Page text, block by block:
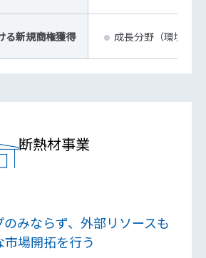
る新規商権獲得 成長分野（環境、
断熱材事業
みならず、外部リソースも
場開拓を行う